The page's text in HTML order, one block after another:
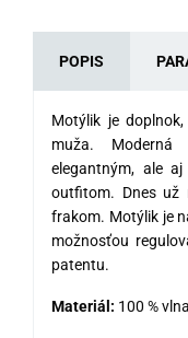
POPIS
Motýlik je
muža. Moderná
elegantným, ale
outfitom. Dnes už
frakom. Motýlik je
možnosťou
patentu.
Materiál: 100 % vlna